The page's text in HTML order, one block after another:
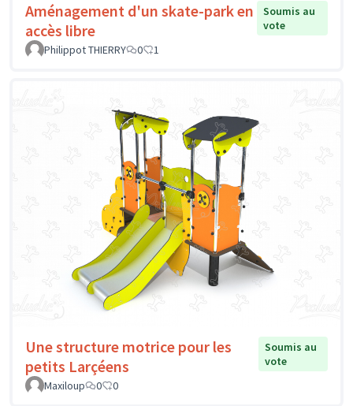
Aménagement d'un skate-park en
accès libre
Soumis au
vote
Philippot THIERRY
0 1
Une structure motrice pour les
petits Larçéens
Soumis au
vote
Maxiloup
0 0